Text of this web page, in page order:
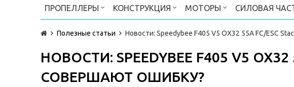
ПРОПЕЛЛЕРЫ КОНСТРУКЦИЯ МОТОРЫ СИЛОВАЯ
Полезные статьи Новости: Speedybee F405 V5 OX32 55A FC/ESC
НОВОСТИ: SPEEDYBEE F405 V5 OX32
СОВЕРШАЮТ ОШИБКУ?